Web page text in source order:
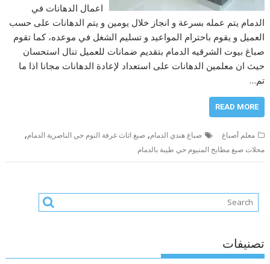
اعمال الدهانات في
الدمام يتم عمله بسرعة و انجاز خلال يومين و يتم الدهانات على حسب
العميل و يقوم باحترام المواعيد و تسليم الشغل في موعده، كما تقوم
صباغ بيوت الشرقيه الدمام بتقديم ضمانات للعميل تنال استحسان
حيث ان معلمين الدهانات على استعداد لإعادة الدهانات مجانا اذا ما
تم…
READ MORE
معلم أصباغ صباغ هندي الدمام,صبغ اثاث غرفة النوم حي الناصرية الدمام,
محلات صبغ مطابخ المنيوم حي طيبة بالدمام
تصنيفات